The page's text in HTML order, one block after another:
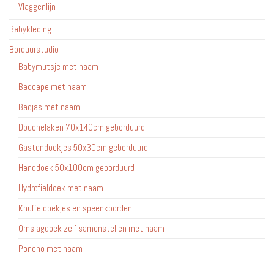
Vlaggenlijn
Babykleding
Borduurstudio
Babymutsje met naam
Badcape met naam
Badjas met naam
Douchelaken 70x140cm geborduurd
Gastendoekjes 50x30cm geborduurd
Handdoek 50x100cm geborduurd
Hydrofieldoek met naam
Knuffeldoekjes en speenkoorden
Omslagdoek zelf samenstellen met naam
Poncho met naam